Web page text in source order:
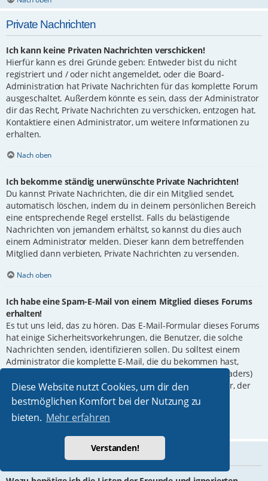
Diese Website nutzt Cookies, um dir den
bestmöglichen Komfort bei der Nutzung zu
bieten. Mehr erfahren
Verstanden!
Private Nachrichten
Ich kann keine Privaten Nachrichten verschicken!
Hierfür kann es drei Gründe geben: Entweder bist du nicht
registriert und / oder nicht angemeldet, oder die Board-
Administration hat Private Nachrichten für das komplette Forum
ausgeschaltet. Außerdem könnte es sein, dass der Administrator
dir das Recht, Private Nachrichten zu verschicken, entzogen hat.
Kontaktiere einen Administrator, um weitere Informationen zu
erhalten.
Nach oben
Ich bekomme ständig unerwünschte Private Nachrichten!
Du kannst Private Nachrichten, die dir ein Mitglied sendet,
automatisch löschen, indem du in deinem persönlichen Bereich
eine entsprechende Regel erstellst. Falls du belästigende
Nachrichten von jemandem erhältst, so kannst du dies auch
einem Administrator melden. Dieser kann dem betreffenden
Mitglied dann verbieten, Private Nachrichten zu versenden.
Nach oben
Ich habe eine Spam-E-Mail von einem Mitglied dieses Forums
erhalten!
Es tut uns leid, das zu hören. Das E-Mail-Formular dieses Forums
hat einige Sicherheitsvorkehrungen, die Benutzer, die solche
Nachrichten senden, identifizieren sollen. Du solltest einem
Administrator die komplette E-Mail, die du bekommen hast,
weiterleiten. Dabei ist es ganz wichtig, die Kopfzeilen (Headers)
mitzuschicken. Diese enthalten Details über den Benutzer, der
die E-Mail verschickt hat. Der Administrator kann dann
entsprechend reagieren.
Freunde und ignorierte Mitglieder